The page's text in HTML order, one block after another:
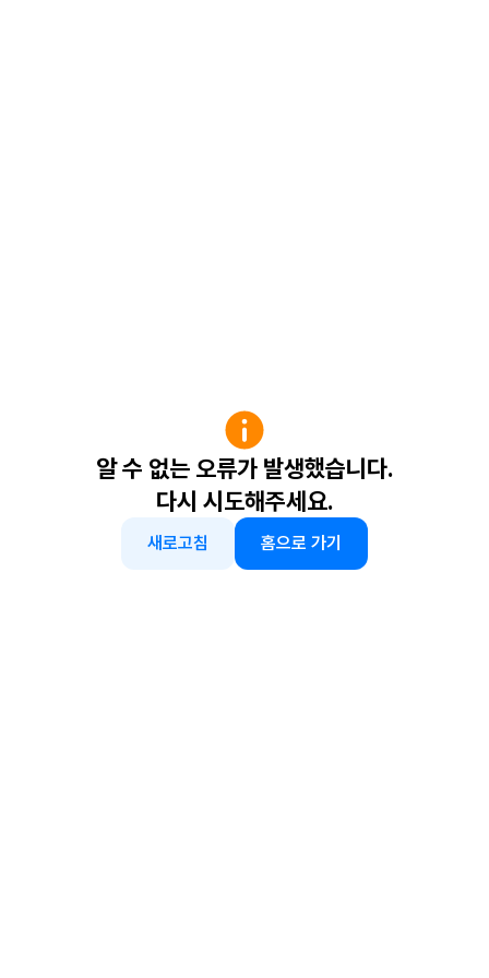
알 수 없는 오류가 발생했습니다.
다시 시도해주세요.
새로고침 홈으로 가기